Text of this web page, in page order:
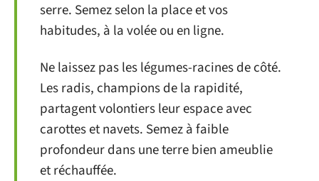
serre. Semez selon la place et vos
habitudes, à la volée ou en ligne.
Ne laissez pas les légumes-racines de côté.
Les radis, champions de la rapidité,
partagent volontiers leur espace avec
carottes et navets. Semez à faible
profondeur dans une terre bien ameublie
et réchauffée.